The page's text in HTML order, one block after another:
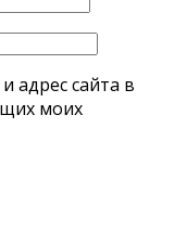
адрес сайта в
моих